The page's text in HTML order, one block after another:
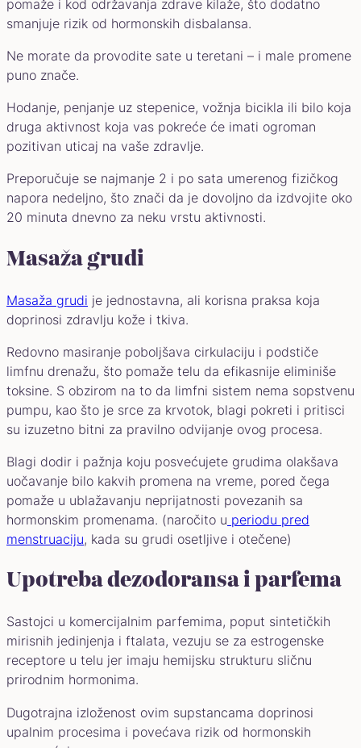
pomaže i kod održavanja zdrave kilaže, što dodatno
smanjuje rizik od hormonskih disbalansa.
Ne morate da provodite sate u teretani – i male promene
puno znače.
Hodanje, penjanje uz stepenice, vožnja bicikla ili bilo koja
druga aktivnost koja vas pokreće će imati ogroman
pozitivan uticaj na vaše zdravlje.
Preporučuje se najmanje 2 i po sata umerenog fizičkog
napora nedeljno, što znači da je dovoljno da izdvojite oko
20 minuta dnevno za neku vrstu aktivnosti.
Masaža grudi
Masaža grudi je jednostavna, ali korisna praksa koja
doprinosi zdravlju kože i tkiva.
Redovno masiranje poboljšava cirkulaciju i podstiče
limfnu drenažu, što pomaže telu da efikasnije eliminiše
toksine. S obzirom na to da limfni sistem nema sopstvenu
pumpu, kao što je srce za krvotok, blagi pokreti i pritisci
su izuzetno bitni za pravilno odvijanje ovog procesa.
Blagi dodir i pažnja koju posvećujete grudima olakšava
uočavanje bilo kakvih promena na vreme, pored čega
pomaže u ublažavanju neprijatnosti povezanih sa
hormonskim promenama. (naročito u periodu pred
menstruaciju, kada su grudi osetljive i otečene)
Upotreba dezodoransa i parfema
Sastojci u komercijalnim parfemima, poput sintetičkih
mirisnih jedinjenja i ftalata, vezuju se za estrogenske
receptore u telu jer imaju hemijsku strukturu sličnu
prirodnim hormonima.
Dugotrajna izloženost ovim supstancama doprinosi
upalnim procesima i povećava rizik od hormonskih